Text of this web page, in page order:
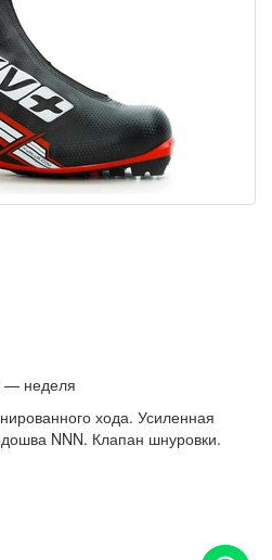
— неделя
хода. Усиленная
NNN. Клапан шнуровки.